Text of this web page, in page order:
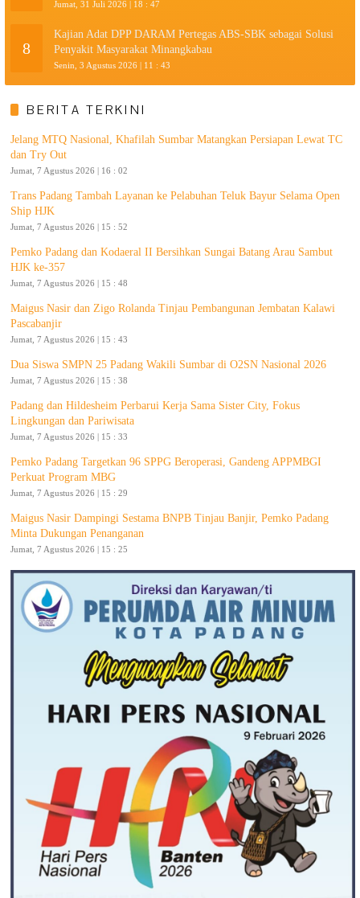
Jumat, 31 Juli 2026 | 18 : 47
8
Kajian Adat DPP DARAM Pertegas ABS-SBK sebagai Solusi
Penyakit Masyarakat Minangkabau
Senin, 3 Agustus 2026 | 11 : 43
BERITA TERKINI
Jelang MTQ Nasional, Khafilah Sumbar Matangkan Persiapan Lewat TC
dan Try Out
Jumat, 7 Agustus 2026 | 16 : 02
Trans Padang Tambah Layanan ke Pelabuhan Teluk Bayur Selama Open
Ship HJK
Jumat, 7 Agustus 2026 | 15 : 52
Pemko Padang dan Kodaeral II Bersihkan Sungai Batang Arau Sambut
HJK ke-357
Jumat, 7 Agustus 2026 | 15 : 48
Maigus Nasir dan Zigo Rolanda Tinjau Pembangunan Jembatan Kalawi
Pascabanjir
Jumat, 7 Agustus 2026 | 15 : 43
Dua Siswa SMPN 25 Padang Wakili Sumbar di O2SN Nasional 2026
Jumat, 7 Agustus 2026 | 15 : 38
Padang dan Hildesheim Perbarui Kerja Sama Sister City, Fokus
Lingkungan dan Pariwisata
Jumat, 7 Agustus 2026 | 15 : 33
Pemko Padang Targetkan 96 SPPG Beroperasi, Gandeng APPMBGI
Perkuat Program MBG
Jumat, 7 Agustus 2026 | 15 : 29
Maigus Nasir Dampingi Sestama BNPB Tinjau Banjir, Pemko Padang
Minta Dukungan Penanganan
Jumat, 7 Agustus 2026 | 15 : 25